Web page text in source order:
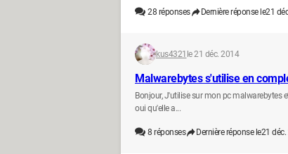
28 réponses Dernière réponse le21
kus4321 le 21 déc. 2014
Malwarebytes s'utilise en
Bonjour, J'utilise sur mon pc malwarebytes
oui qu'elle a...
8 réponses Dernière réponse le21